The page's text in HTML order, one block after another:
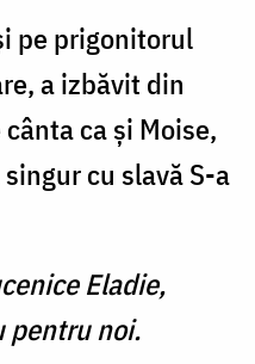
pe prigonitorul
a izbăvit din
ca şi Moise,
cu slavă S-a
Eladie,
pentru noi.